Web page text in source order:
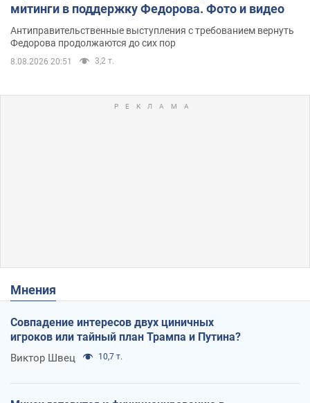
митинги в поддержку Федорова. Фото и видео
Антиправительственные выступления с требованием вернуть
Федорова продолжаются до сих пор
8.08.2026 20:51 3,2 т.
Мнения
Совпадение интересов двух циничных
игроков или тайный план Трампа и Путина?
Виктор Швец 10,7 т.